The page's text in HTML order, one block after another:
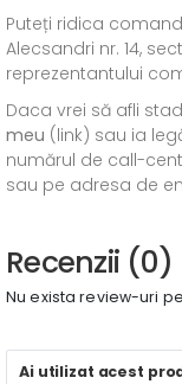
Puteți ridica
Alecsandri nr. 14,
reprezentantului
Daca vrei să afli
meu (link) sau ia
numărul de call-
sau pe adresa de
Recenzii (0)
Nu exista review-uri
Ai utilizat acest